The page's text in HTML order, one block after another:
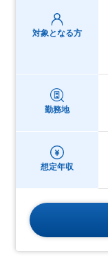
対象となる方
勤務地
想定年収